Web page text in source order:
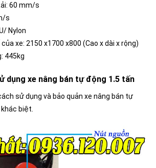
60 mm/s
s
Nylon
xe: 2150 x1700 x800 (Cao x dài x rộng)
445kg
dụng xe nâng bán tự động 1.5 tấn
sử dụng và bảo quản xe nâng bán tự
biệt.